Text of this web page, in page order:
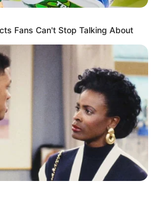
a vita végén a taxis ütött
az a felvétel, amely
interneten: a videón egy
taxis olyan erővel üt arcon
a földre esik és
A felvételt egy közeli férfi
Fans Can't Stop Talking About